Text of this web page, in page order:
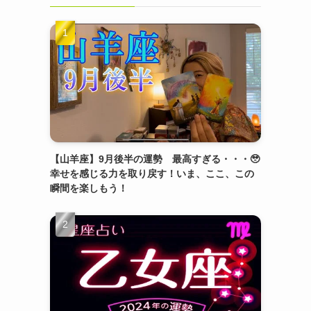
【山羊座】9月後半の運勢 最高すぎる・・・🥹
幸せを感じる力を取り戻す！いま、ここ、この
瞬間を楽しもう！